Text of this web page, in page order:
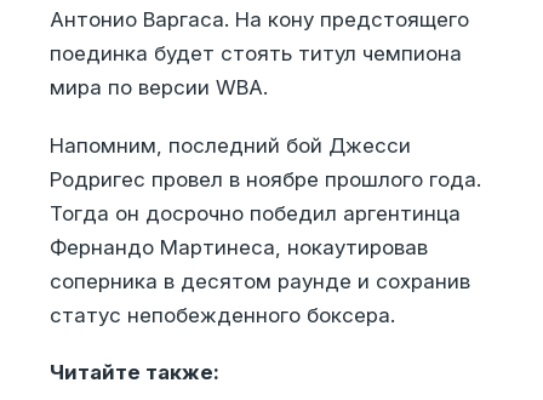
Антонио Варгаса. На кону предстоящего
поединка будет стоять титул чемпиона
мира по версии WBA.
Напомним, последний бой Джесси
Родригес провел в ноябре прошлого года.
Тогда он досрочно победил аргентинца
Фернандо Мартинеса, нокаутировав
соперника в десятом раунде и сохранив
статус непобежденного боксера.
Читайте также: